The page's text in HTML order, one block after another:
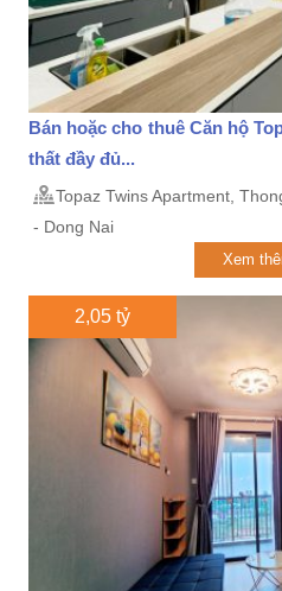
Bán hoặc cho thuê Căn hộ
thất đầy đủ...
Topaz Twins Apartment,
- Dong Nai
Xem
2,05 tỷ